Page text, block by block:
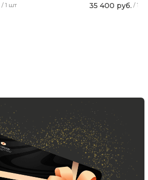
/ 1 шт 35 400 руб. / 1 шт
© 2023